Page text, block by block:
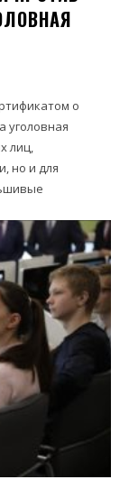
о
уголовная
лиц,
но и для